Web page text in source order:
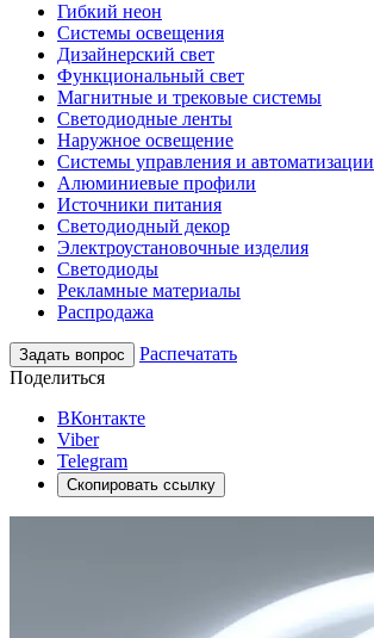
Гибкий неон
Системы освещения
Дизайнерский свет
Функциональный свет
Магнитные и трековые системы
Светодиодные ленты
Наружное освещение
Системы управления и автоматизации
Алюминиевые профили
Источники питания
Светодиодный декор
Электроустановочные изделия
Светодиоды
Рекламные материалы
Распродажа
Задать вопрос
Распечатать
Поделиться
ВКонтакте
Viber
Telegram
Скопировать ссылку